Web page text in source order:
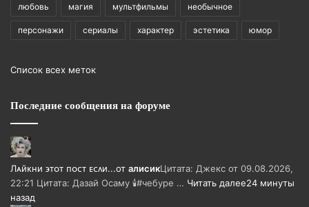
любовь магия мультфильмы необычное
персонажи сериалы характер эстетика юмор
Список всех меток
Последние сообщения на форуме
Лᴀйᴋни ϶ᴛᴏᴛ ᴨᴏᴄᴛ ᴇᴄᴧи...от алисикЦитата: Джекс от 09.08.2026,
22:21 Цитата: Дазай Осаму 🕯#чебуре … Читать далее24 минуты
назад